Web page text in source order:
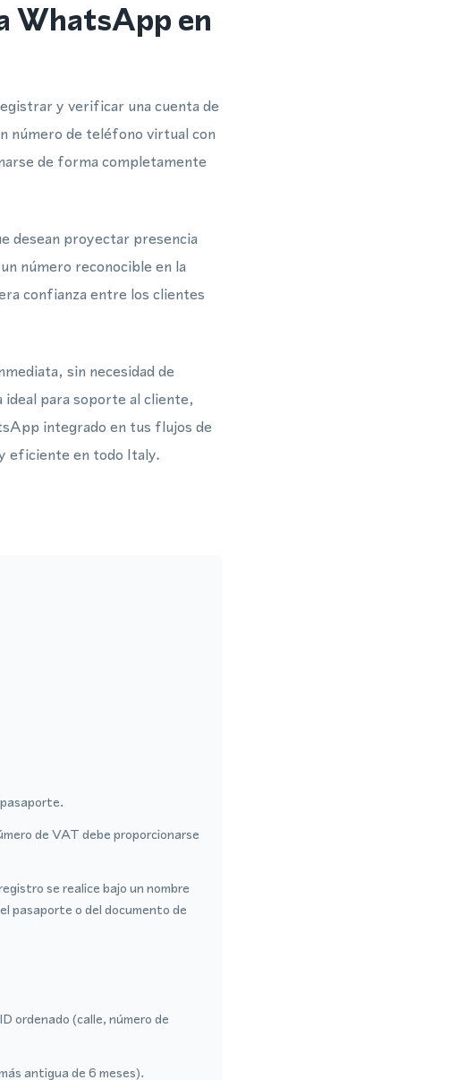
WhatsApp en
y verificar una cuenta de
número de teléfono virtual con
de forma completamente
desean proyectar presencia
número reconocible en la
confianza entre los clientes
sin necesidad de
para soporte al cliente,
integrado en tus flujos de
eficiente en todo Italy.
de VAT debe proporcionarse
se realice bajo un nombre
pasaporte o del documento de
ordenado (calle, número de
antigua de 6 meses).